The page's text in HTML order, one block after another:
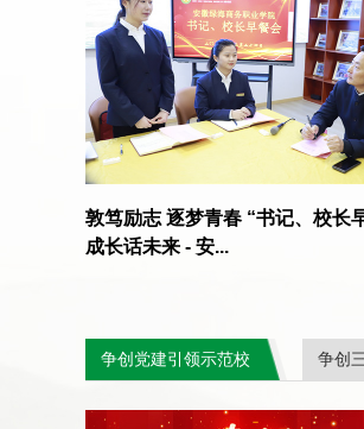
梦青春 “书记、校长早餐会”促 报到啦！
争创党建引领示范校 争创